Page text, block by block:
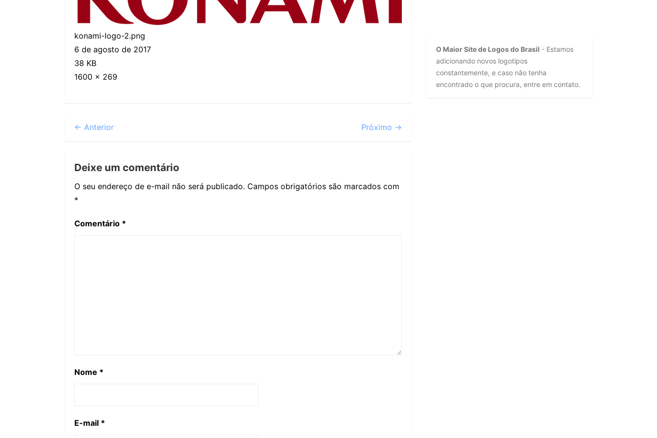
konami-logo-2.png
6 de agosto de 2017
38 KB
1600 × 269
← Anterior Próximo →
Deixe um comentário
O seu endereço de e-mail não será publicado. Campos obrigatórios são marcados com
*
Comentário *
Nome *
E-mail *
O Maior Site de Logos do Brasil - Estamos
adicionando novos logotipos
constantemente, e caso não tenha
encontrado o que procura, entre em contato.